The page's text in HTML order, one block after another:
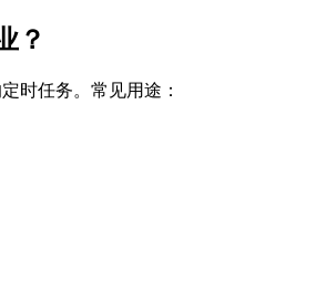
？
时任务。常见用途：